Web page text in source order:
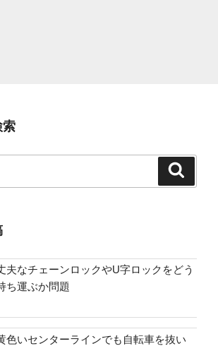
索
夫なチェーンロックやU字ロックをどう
ち運ぶか問題
色いセンターラインでも自転車を抜い